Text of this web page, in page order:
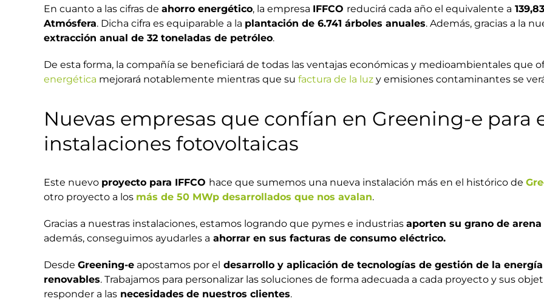
En cuanto a las cifras de ahorro energético, la empresa IFFCO reducirá cada año el equivalente a
Atmósfera. Dicha cifra es equiparable a la plantación de 6.741 árboles anuales. Además, gracias a la
extracción anual de 32 toneladas de petróleo.
De esta forma, la compañía se beneficiará de todas las ventajas económicas y medioambientales que
energética mejorará notablemente mientras que su factura de la luz y emisiones contaminantes se
Nuevas empresas que confían en Greening-e para
instalaciones fotovoltaicas
Este nuevo proyecto para IFFCO hace que sumemos una nueva instalación más en el histórico de
otro proyecto a los más de 50 MWp desarrollados que nos avalan.
Gracias a nuestras instalaciones, estamos logrando que pymes e industrias aporten su grano de
además, conseguimos ayudarles a ahorrar en sus facturas de consumo eléctrico.
Desde Greening-e apostamos por el desarrollo y aplicación de tecnologías de gestión de la
renovables. Trabajamos para personalizar las soluciones de forma adecuada a cada proyecto y sus
responder a las necesidades de nuestros clientes.